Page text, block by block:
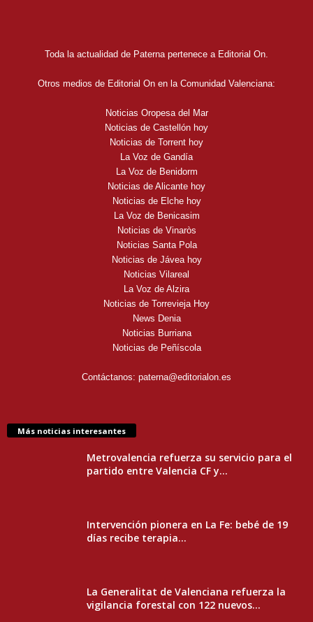
Toda la actualidad de Paterna pertenece a Editorial On.
Otros medios de Editorial On en la Comunidad Valenciana:
Noticias Oropesa del Mar
Noticias de Castellón hoy
Noticias de Torrent hoy
La Voz de Gandía
La Voz de Benidorm
Noticias de Alicante hoy
Noticias de Elche hoy
La Voz de Benicasim
Noticias de Vinaròs
Noticias Santa Pola
Noticias de Jávea hoy
Noticias Vilareal
La Voz de Alzira
Noticias de Torrevieja Hoy
News Denia
Noticias Burriana
Noticias de Peñíscola
Contáctanos: paterna@editorialon.es
Más noticias interesantes
Metrovalencia refuerza su servicio para el
partido entre Valencia CF y...
Intervención pionera en La Fe: bebé de 19
días recibe terapia...
La Generalitat de Valenciana refuerza la
vigilancia forestal con 122 nuevos...